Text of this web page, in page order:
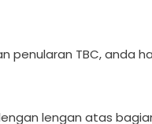
penularan TBC, anda
lengan atas